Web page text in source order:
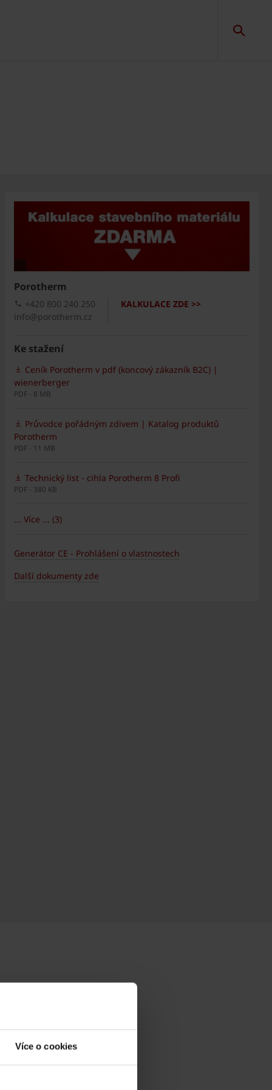
Více o cookies
Porotherm
KALKULACE ZDE >>
+420 800 240 250
info@porotherm.cz
Ke stažení
Ceník Porotherm v pdf (koncový zákazník B2C) |
wienerberger
PDF - 8 MB
Průvodce pořádným zdivem | Katalog produktů
Porotherm
PDF - 11 MB
Technický list - cihla Porotherm 8 Profi
PDF - 380 KB
... Více ... (3)
Generátor CE - Prohlášení o vlastnostech
Další dokumenty zde